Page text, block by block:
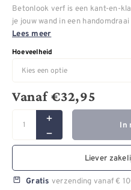
Betonlook verf is een kant-en-
je jouw wand in een
Lees meer
Hoeveelheid
Vanaf€32,95
In
Liever
Gratis verzending vanaf €